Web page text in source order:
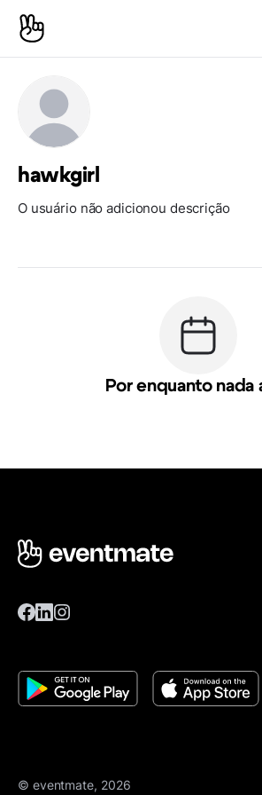
hawkgirl
O usuário não adicionou descrição
Por enquanto nada
© eventmate, 2026